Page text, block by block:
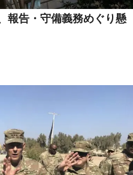
ィ―
報告・守備義務めぐり懸